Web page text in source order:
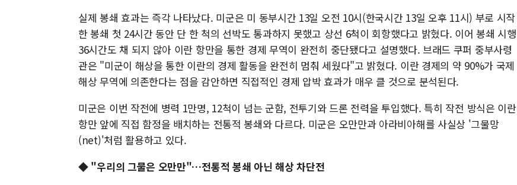
실제 봉쇄 효과는 즉각 나타났다. 미군은 미 동부시간 13일 오전 10시(한국시간 13일 오후 11시) 부로 시작
한 봉쇄 첫 24시간 동안 단 한 척의 선박도 통과하지 못했고 상선 6척이 회항했다고 밝혔다. 이어 봉쇄 시행
36시간도 채 되지 않아 이란 항만을 통한 경제 무역이 완전히 중단됐다고 설명했다. 브래드 쿠퍼 중부사령
관은 "미군이 해상을 통한 이란의 경제 활동을 완전히 멈춰 세웠다"고 밝혔다. 이란 경제의 약 90%가 국제
해상 무역에 의존한다는 점을 감안하면 직접적인 경제 압박 효과가 매우 클 것으로 분석된다.
미군은 이번 작전에 병력 1만명, 12척이 넘는 군함, 전투기와 드론 전력을 투입했다. 특히 작전 방식은 이란
항만 앞에 직접 함정을 배치하는 전통적 봉쇄와 다르다. 미군은 오만만과 아라비아해를 사실상 '그물망
(net)'처럼 활용하고 있다.
◆ "우리의 그물은 오만만"…전통적 봉쇄 아닌 해상 차단전